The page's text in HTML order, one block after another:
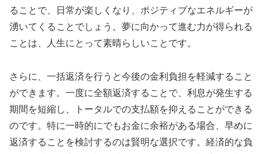
ることで、日常が楽しくなり、ポジティブなエネルギーが
湧いてくることでしょう。夢に向かって進む力が得られる
ことは、人生にとって素晴らしいことです。
さらに、一括返済を行うと今後の金利負担を軽減すること
ができます。一度に全額返済することで、利息が発生する
期間を短縮し、トータルでの支払額を抑えることができる
のです。特に一時的にでもお金に余裕がある場合、早めに
返済することを検討するのは賢明な選択です。経済的な負